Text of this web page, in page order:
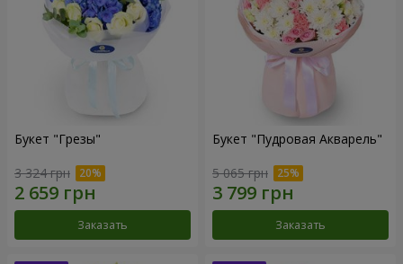
Букет "Грезы"
3 324 грн
Заказать
Букет "Пудровая Акварель"
5 065 грн
Заказать